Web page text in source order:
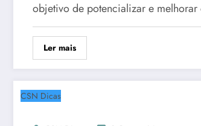
objetivo de potencializar e
Ler mais
CSN Dicas